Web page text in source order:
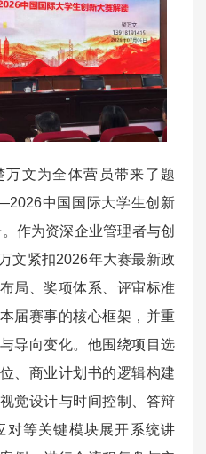
文为全体营员带来了题
中国国际大学生创新
作为资深企业管理者与创
文紧扣2026年大赛最新政
局、奖项体系、评审标准
届赛事的核心框架，并重
导向变化。他围绕项目选
、商业计划书的逻辑构建
觉设计与时间控制、答辩
对等关键模块展开系统讲